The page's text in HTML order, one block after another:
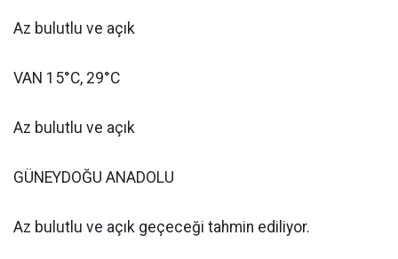
Az bulutlu ve açık
VAN 15°C, 29°C
Az bulutlu ve açık
GÜNEYDOĞU ANADOLU
Az bulutlu ve açık geçeceği tahmin ediliyor.